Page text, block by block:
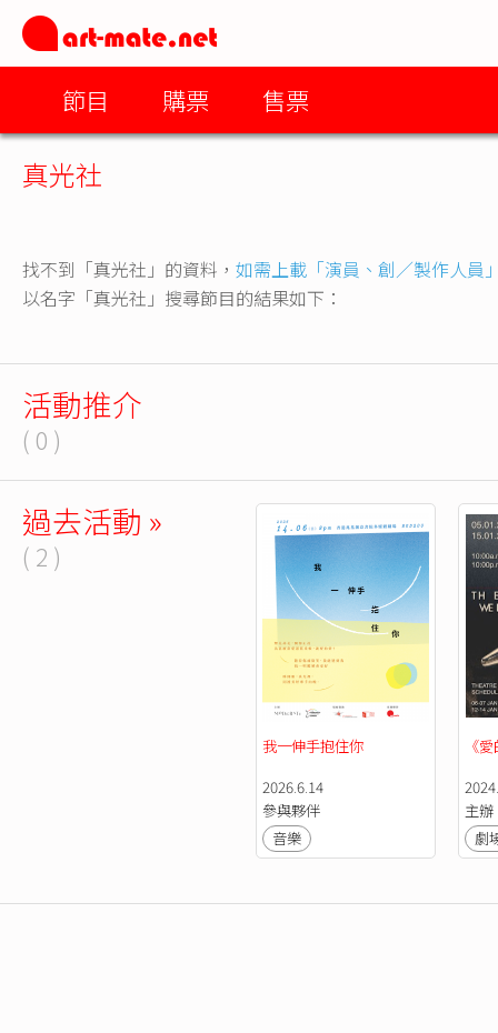
節目 購票 售票
真光社
找不到「真光社」的資料， 如需上載「演員、創／製作人員
以名字「真光社」搜尋節目的結果如下：
活動推介
( 0 )
過去活動 »
( 2 )
我一伸手抱住你
2026.6.14
參與夥伴
音樂
《
主辦
劇